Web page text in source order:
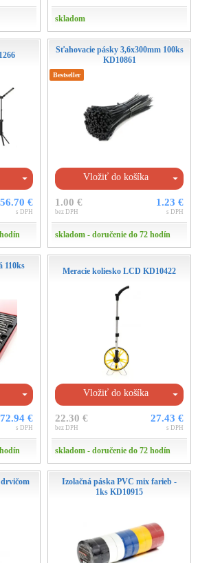
skladom
€
s DPH
Sťahovacie pásky 3,6x300mm 100ks
KD10861
Bestseller
Vložiť do košíka
1.00 €
bez DPH
1.23 €
s DPH
skladom - doručenie do 72 hodín
110ks
72.94 €
s DPH
Meracie koliesko LCD KD10422
Vložiť do košíka
22.30 €
bez DPH
27.43 €
s DPH
skladom - doručenie do 72 hodín
drvičom
Izolačná páska PVC mix farieb -
1ks KD10915